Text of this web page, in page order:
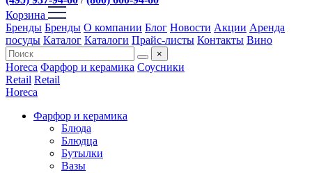
Корзина
Бренды Бренды О компании Блог Новости Акции Аренда
посуды Каталог Каталоги Прайс-листы Контакты Вино
×
Horeca Фарфор и керамика Соусники
Retail Retail
Horeca
Фарфор и керамика
Блюда
Блюдца
Бутылки
Вазы